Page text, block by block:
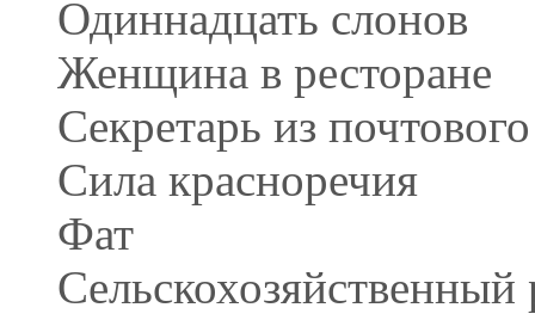
Одиннадцать слонов
Женщина в ресторане
Секретарь из
Сила красноречия
Фат
Сельскохозяйственный